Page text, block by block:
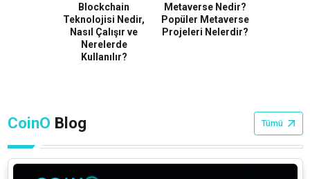
Blockchain
Teknolojisi Nedir,
Nasıl Çalışır ve
Nerelerde
Kullanılır?
Metaverse Nedir?
Popüler Metaverse
Projeleri Nelerdir?
CoinO Blog Tümü